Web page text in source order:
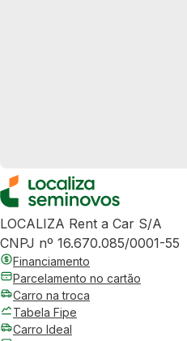
LOCALIZA Rent a Car S/A
CNPJ nº 16.670.085/0001-55
Financiamento
Parcelamento no cartão
Carro na troca
Tabela Fipe
Carro Ideal